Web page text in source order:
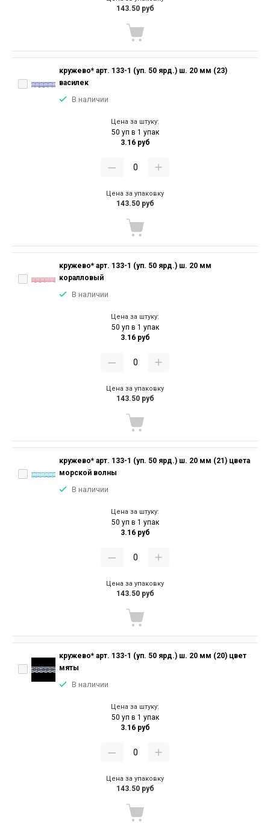
143.50 руб
кружево* арт. 133-1 (уп. 50 ярд.) ш. 20 мм (23)
василек
В наличии
Цена за штуку:
50 уп в 1 упак
3.16 руб
Цена за упаковку
143.50 руб
кружево* арт. 133-1 (уп. 50 ярд.) ш. 20 мм
коралловый
В наличии
Цена за штуку:
50 уп в 1 упак
3.16 руб
Цена за упаковку
143.50 руб
кружево* арт. 133-1 (уп. 50 ярд.) ш. 20 мм (21) цвета
морской волны
В наличии
Цена за штуку:
50 уп в 1 упак
3.16 руб
Цена за упаковку
143.50 руб
кружево* арт. 133-1 (уп. 50 ярд.) ш. 20 мм (20) цвет
мяты
В наличии
Цена за штуку:
50 уп в 1 упак
3.16 руб
Цена за упаковку
143.50 руб